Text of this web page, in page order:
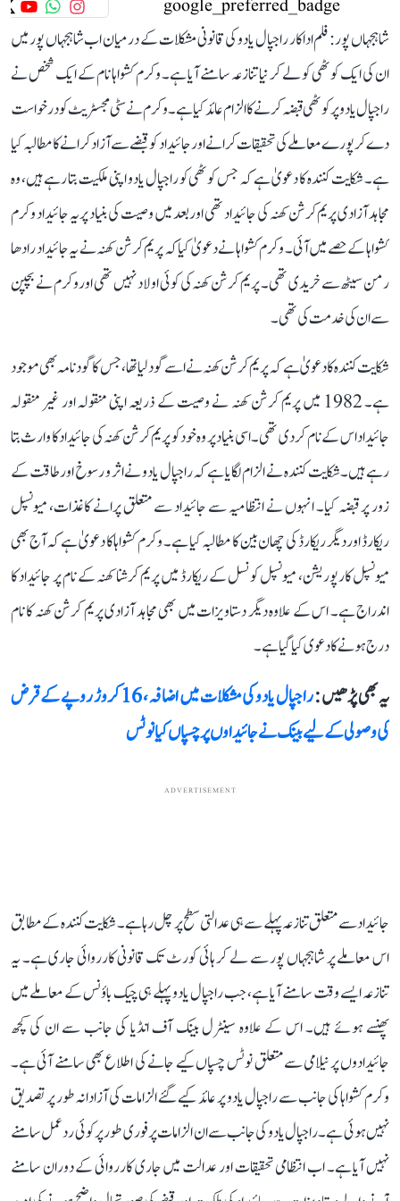
شاہجہاں پور: فلم اداکار راجپال یادو کی قانونی مشکلات کے درمیان اب شاہجہاں پور میں
ان کی ایک کوٹھی کو لے کر نیا تنازعہ سامنے آیا ہے۔ وکرم کشواہا نام کے ایک شخص نے
راجپال یادو پر کوٹھی قبضہ کرنے کا الزام عائد کیا ہے۔ وکرم نے سٹی مجسٹریٹ کو درخواست
دے کر پورے معاملے کی تحقیقات کرانے اور جائیداد کو قبضے سے آزاد کرانے کا مطالبہ کیا
ہے۔ شکایت کنندہ کا دعویٰ ہے کہ جس کوٹھی کو راجپال یادو اپنی ملکیت بتا رہے ہیں، وہ
مجاہد آزادی پریم کرشن کھنہ کی جائیداد تھی اور بعد میں وصیت کی بنیاد پر یہ جائیداد وکرم
کشواہا کے حصے میں آئی۔ وکرم کشواہا نے دعویٰ کیا کہ پریم کرشن کھنہ نے یہ جائیداد رادھا
رمن سیٹھ سے خریدی تھی۔ پریم کرشن کھنہ کی کوئی اولاد نہیں تھی اور وکرم نے بچپن
سے ان کی خدمت کی تھی۔
شکایت کنندہ کا دعویٰ ہے کہ پریم کرشن کھنہ نے اسے گود لیا تھا، جس کا گود نامہ بھی موجود
ہے۔ 1982 میں پریم کرشن کھنہ نے وصیت کے ذریعہ اپنی منقولہ اور غیر منقولہ
جائیداد اس کے نام کر دی تھی۔ اسی بنیاد پر وہ خود کو پریم کرشن کھنہ کی جائیداد کا وارث بتا
رہے ہیں۔ شکایت کنندہ نے الزام لگایا ہے کہ راجپال یادو نے اثر و رسوخ اور طاقت کے
زور پر قبضہ کیا۔ انہوں نے انتظامیہ سے جائیداد سے متعلق پرانے کاغذات، میونسپل
ریکارڈ اور دیگر ریکارڈ کی چھان بین کا مطالبہ کیا ہے۔ وکرم کشواہا کا دعویٰ ہے کہ آج بھی
میونسپل کارپوریشن، میونسپل کونسل کے ریکارڈ میں پریم کرشنا کھنہ کے نام پر جائیداد کا
اندراج ہے۔ اس کے علاوہ دیگر دستاویزات میں بھی مجاہد آزادی پریم کرشن کھنہ کا نام
درج ہونے کا دعوی کیا گیا ہے۔
یہ بھی پڑھیں :
راجپال یادو کی مشکلات میں اضافہ، 16 کروڑ روپے کے قرض
کی وصولی کے لیے بینک نے جائیداوں پر چسپاں کیا نوٹس
ADVERTISEMENT
جائیداد سے متعلق تنازعہ پہلے سے ہی عدالتی سطح پر چل رہا ہے۔ شکایت کنندہ کے مطابق
اس معاملے پر شاہجہاں پور سے لے کر ہائی کورٹ تک قانونی کارروائی جاری ہے۔ یہ
تنازعہ ایسے وقت سامنے آیا ہے، جب راجپال یادو پہلے ہی چیک باؤنس کے معاملے میں
پھنسے ہوئے ہیں۔ اس کے علاوہ سینٹرل بینک آف انڈیا کی جانب سے ان کی کچھ
جائیدادوں پر نیلامی سے متعلق نوٹس چسپاں کیے جانے کی اطلاع بھی سامنے آئی ہے۔
وکرم کشواہا کی جانب سے راجپال یادو پر عائد کیے گئے الزامات کی آزادانہ طور پر تصدیق
نہیں ہوئی ہے۔ راجپال یادو کی جانب سے ان الزامات پر فوری طور پر کوئی ردعمل سامنے
نہیں آیا ہے۔ اب انتظامی تحقیقات اور عدالت میں جاری کارروائی کے دوران سامنے